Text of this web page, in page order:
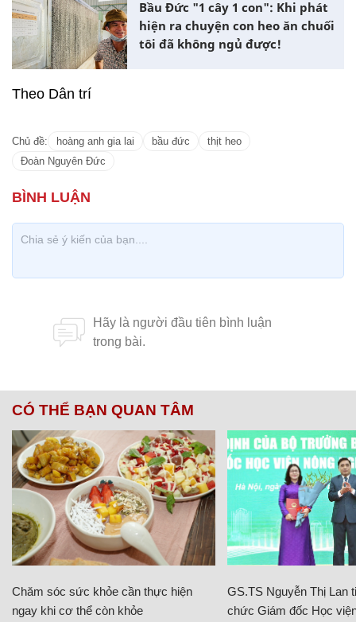
Bầu Đức "1 cây 1 con": Khi phát
hiện ra chuyện con heo ăn chuối
tôi đã không ngủ được!
Theo Dân trí
Chủ đề: hoàng anh gia lai bầu đức
thịt heo
Đoàn Nguyên Đức
CÓ THỂ BẠN QUAN TÂM
Chăm sóc sức khỏe cần thực hiện
ngay khi cơ thể còn khỏe
GS.TS Nguyễn Thị Lan
chức Giám đốc Học